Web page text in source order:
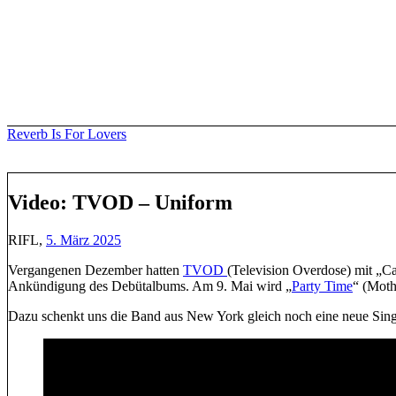
Reverb Is For Lovers
Video: TVOD – Uniform
RIFL, 5. März 2025
Vergangenen Dezember hatten TVOD (Television Overdose) mit
Ankündigung des Debütalbums. Am 9. Mai wird „Party Time“
Dazu schenkt uns die Band aus New York gleich noch eine neue